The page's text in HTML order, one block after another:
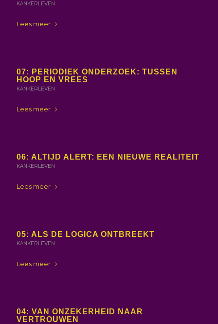
KANKERLEVEN
Lees meer
07: PERIODIEK ONDERZOEK: TUSSEN
HOOP EN VREES
KANKERLEVEN
Lees meer
06: ALTIJD ALERT: EEN NIEUWE REALITEIT
KANKERLEVEN
Lees meer
05: ALS DE LOGICA ONTBREEKT
KANKERLEVEN
Lees meer
04: VAN ONZEKERHEID NAAR
VERTROUWEN